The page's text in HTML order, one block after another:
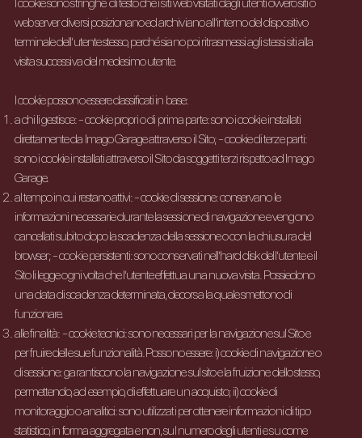
web server diversi posizionano ed archiviano all’interno del dispositivo
terminale dell’utente stesso, perché siano poi ritrasmessi agli stessi siti alla
visita successiva del medesimo utente.
I cookie possono essere classificati in base:
a chi li gestisce: - cookie propri o di prima parte: sono i cookie installati
direttamente da Imago Garage attraverso il Sito; - cookie di terze parti:
sono i cookie installati attraverso il Sito da soggetti terzi rispetto ad Imago
Garage.
al tempo in cui restano attivi: - cookie di sessione: conservano le
informazioni necessarie durante la sessione di navigazione e vengono
cancellati subito dopo la scadenza della sessione o con la chiusura del
browser; - cookie persistenti: sono conservati nell’hard disk dell’utente e il
Sito li legge ogni volta che l’utente effettua una nuova visita. Possiedono
una data di scadenza determinata, decorsa la quale smettono di
funzionare.
alle finalità: - cookie tecnici: sono necessari per la navigazione sul Sito e
per fruire delle sue funzionalità. Possono essere: i) cookie di navigazione o
di sessione: garantiscono la navigazione sul sito e la fruizione dello stesso,
permettendo, ad esempio, di effettuare un acquisto; ii) cookie di
monitoraggio o analitici: sono utilizzati per ottenere informazioni di tipo
statistico, in forma aggregata e non, sul numero degli utenti e su come